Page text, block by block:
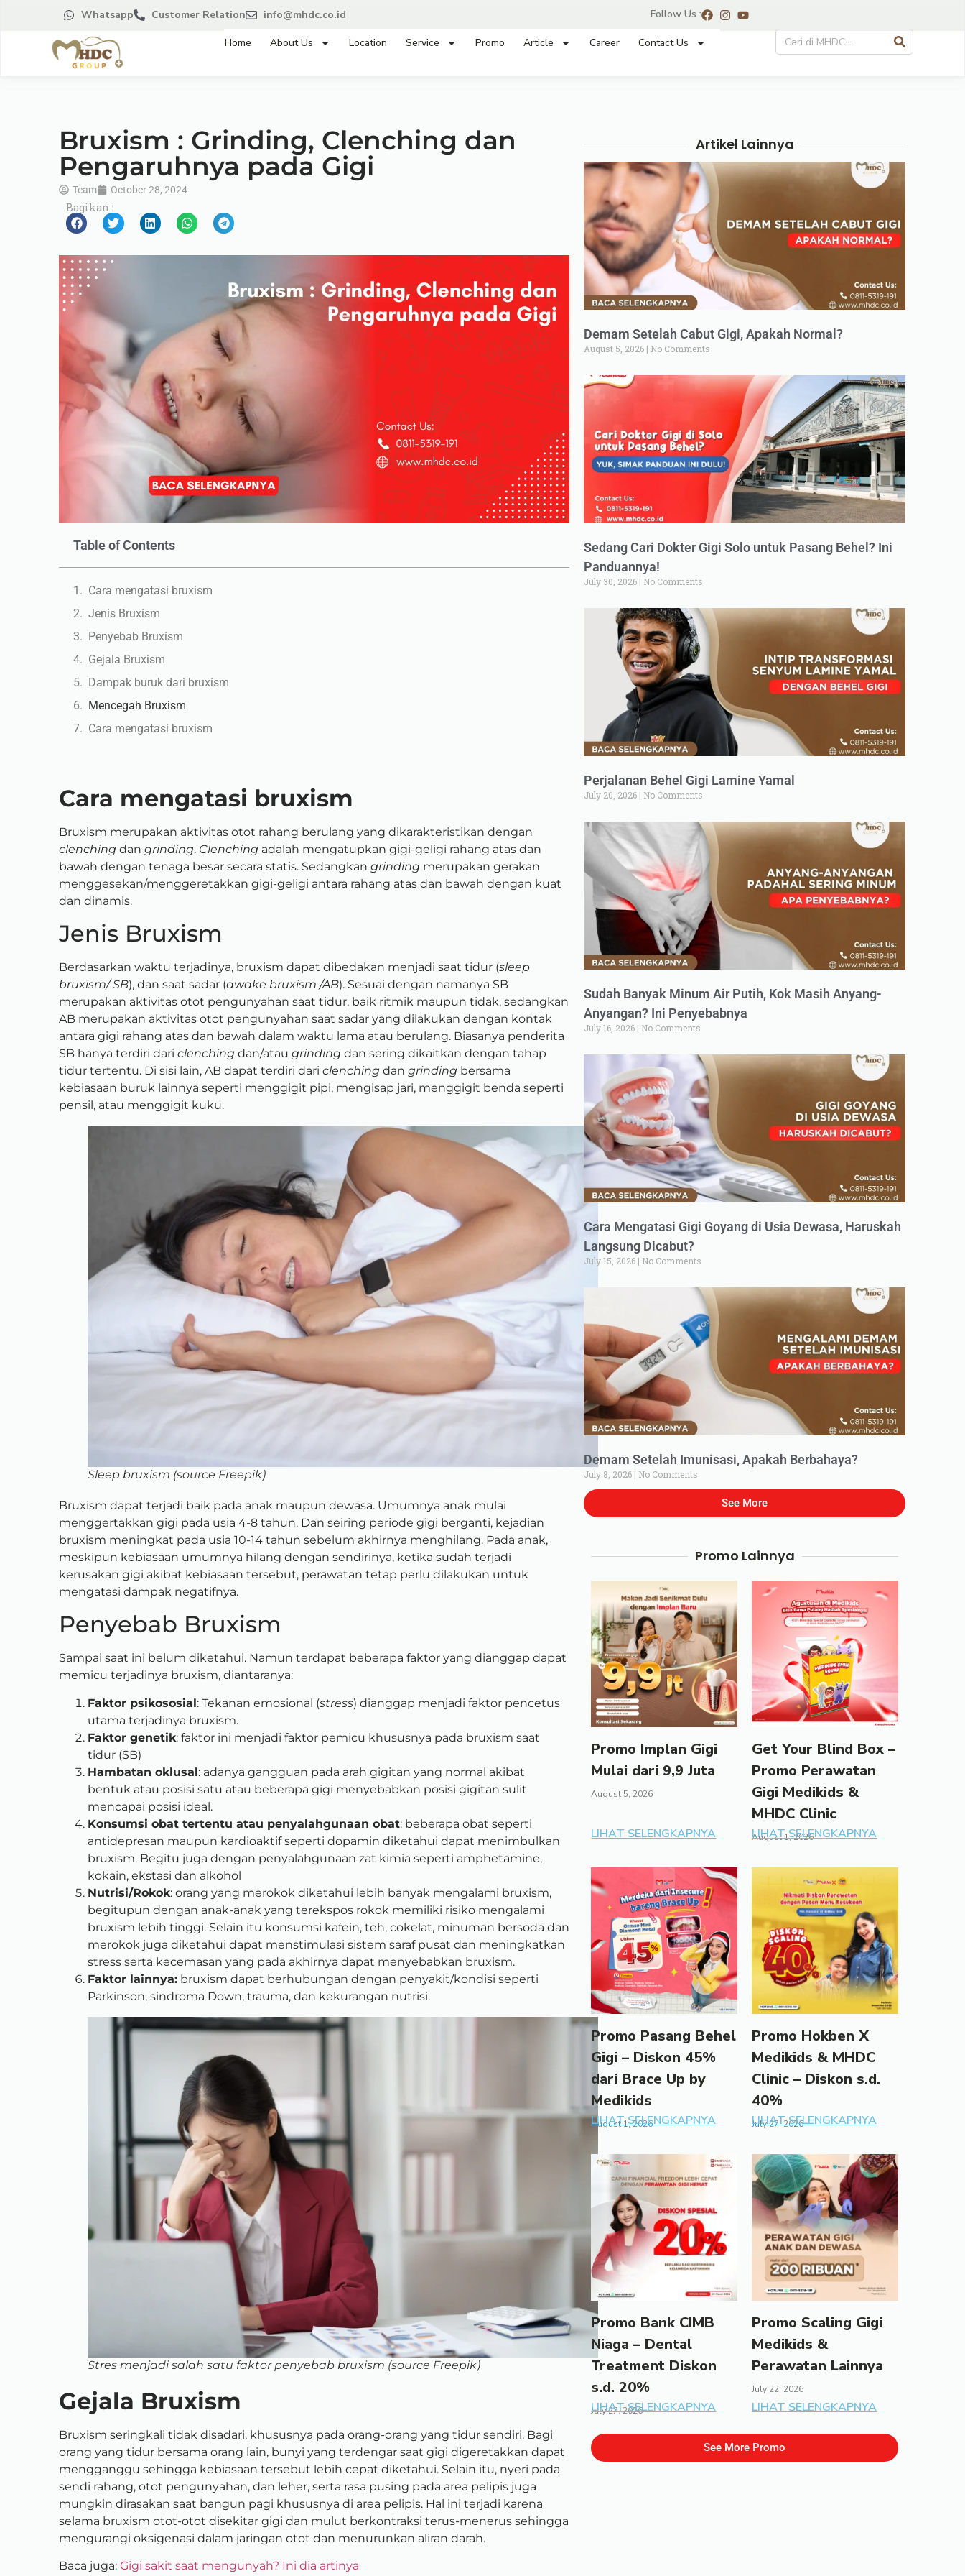
Whatsapp Customer Relation info@mhdc.co.id Follow Us :
Home About Us Location Service Promo Article Career Contact Us
Bruxism : Grinding, Clenching dan
Pengaruhnya pada Gigi
Team October 28, 2024
Bagikan :
Table of Contents
Cara mengatasi bruxism
Jenis Bruxism
Penyebab Bruxism
Gejala Bruxism
Dampak buruk dari bruxism
Mencegah Bruxism
Cara mengatasi bruxism
Cara mengatasi bruxism
Bruxism merupakan aktivitas otot rahang berulang yang dikarakteristikan dengan
clenching dan grinding. Clenching adalah mengatupkan gigi-geligi rahang atas dan
bawah dengan tenaga besar secara statis. Sedangkan grinding merupakan gerakan
menggesekan/menggeretakkan gigi-geligi antara rahang atas dan bawah dengan kuat
dan dinamis.
Jenis Bruxism
Berdasarkan waktu terjadinya, bruxism dapat dibedakan menjadi saat tidur (sleep
bruxism/ SB), dan saat sadar (awake bruxism /AB). Sesuai dengan namanya SB
merupakan aktivitas otot pengunyahan saat tidur, baik ritmik maupun tidak, sedangkan
AB merupakan aktivitas otot pengunyahan saat sadar yang dilakukan dengan kontak
antara gigi rahang atas dan bawah dalam waktu lama atau berulang. Biasanya penderita
SB hanya terdiri dari clenching dan/atau grinding dan sering dikaitkan dengan tahap
tidur tertentu. Di sisi lain, AB dapat terdiri dari clenching dan grinding bersama
kebiasaan buruk lainnya seperti menggigit pipi, mengisap jari, menggigit benda seperti
pensil, atau menggigit kuku.
Sleep bruxism (source Freepik)
Bruxism dapat terjadi baik pada anak maupun dewasa. Umumnya anak mulai
menggertakkan gigi pada usia 4-8 tahun. Dan seiring periode gigi berganti, kejadian
bruxism meningkat pada usia 10-14 tahun sebelum akhirnya menghilang. Pada anak,
meskipun kebiasaan umumnya hilang dengan sendirinya, ketika sudah terjadi
kerusakan gigi akibat kebiasaan tersebut, perawatan tetap perlu dilakukan untuk
mengatasi dampak negatifnya.
Penyebab Bruxism
Sampai saat ini belum diketahui. Namun terdapat beberapa faktor yang dianggap dapat
memicu terjadinya bruxism, diantaranya:
Faktor psikososial: Tekanan emosional (stress) dianggap menjadi faktor pencetus
utama terjadinya bruxism.
Faktor genetik: faktor ini menjadi faktor pemicu khususnya pada bruxism saat
tidur (SB)
Hambatan oklusal: adanya gangguan pada arah gigitan yang normal akibat
bentuk atau posisi satu atau beberapa gigi menyebabkan posisi gigitan sulit
mencapai posisi ideal.
Konsumsi obat tertentu atau penyalahgunaan obat: beberapa obat seperti
antidepresan maupun kardioaktif seperti dopamin diketahui dapat menimbulkan
bruxism. Begitu juga dengan penyalahgunaan zat kimia seperti amphetamine,
kokain, ekstasi dan alkohol
Nutrisi/Rokok: orang yang merokok diketahui lebih banyak mengalami bruxism,
begitupun dengan anak-anak yang terekspos rokok memiliki risiko mengalami
bruxism lebih tinggi. Selain itu konsumsi kafein, teh, cokelat, minuman bersoda dan
merokok juga diketahui dapat menstimulasi sistem saraf pusat dan meningkatkan
stress serta kecemasan yang pada akhirnya dapat menyebabkan bruxism.
Faktor lainnya: bruxism dapat berhubungan dengan penyakit/kondisi seperti
Parkinson, sindroma Down, trauma, dan kekurangan nutrisi.
Stres menjadi salah satu faktor penyebab bruxism (source Freepik)
Gejala Bruxism
Bruxism seringkali tidak disadari, khususnya pada orang-orang yang tidur sendiri. Bagi
orang yang tidur bersama orang lain, bunyi yang terdengar saat gigi digeretakkan dapat
mengganggu sehingga kebiasaan tersebut lebih cepat diketahui. Selain itu, nyeri pada
sendi rahang, otot pengunyahan, dan leher, serta rasa pusing pada area pelipis juga
mungkin dirasakan saat bangun pagi khususnya di area pelipis. Hal ini terjadi karena
selama bruxism otot-otot disekitar gigi dan mulut berkontraksi terus-menerus sehingga
mengurangi oksigenasi dalam jaringan otot dan menurunkan aliran darah.
Baca juga: Gigi sakit saat mengunyah? Ini dia artinya
Artikel Lainnya
Demam Setelah Cabut Gigi, Apakah Normal?
August 5, 2026 No Comments
Sedang Cari Dokter Gigi Solo untuk Pasang Behel? Ini
Panduannya!
July 30, 2026 No Comments
Perjalanan Behel Gigi Lamine Yamal
July 20, 2026 No Comments
Sudah Banyak Minum Air Putih, Kok Masih Anyang-
Anyangan? Ini Penyebabnya
July 16, 2026 No Comments
Cara Mengatasi Gigi Goyang di Usia Dewasa, Haruskah
Langsung Dicabut?
July 15, 2026 No Comments
Demam Setelah Imunisasi, Apakah Berbahaya?
July 8, 2026 No Comments
See More
Promo Lainnya
Promo Implan Gigi
Mulai dari 9,9 Juta
August 5, 2026
LIHAT SELENGKAPNYA
Get Your Blind Box –
Promo Perawatan
Gigi Medikids &
MHDC Clinic
August 1, 2026
LIHAT SELENGKAPNYA
Promo Pasang Behel
Gigi – Diskon 45%
dari Brace Up by
Medikids
August 1, 2026
LIHAT SELENGKAPNYA
Promo Hokben X
Medikids & MHDC
Clinic – Diskon s.d.
40%
July 27, 2026
LIHAT SELENGKAPNYA
Promo Bank CIMB
Niaga – Dental
Treatment Diskon
s.d. 20%
July 27, 2026
LIHAT SELENGKAPNYA
Promo Scaling Gigi
Medikids &
Perawatan Lainnya
July 22, 2026
LIHAT SELENGKAPNYA
See More Promo